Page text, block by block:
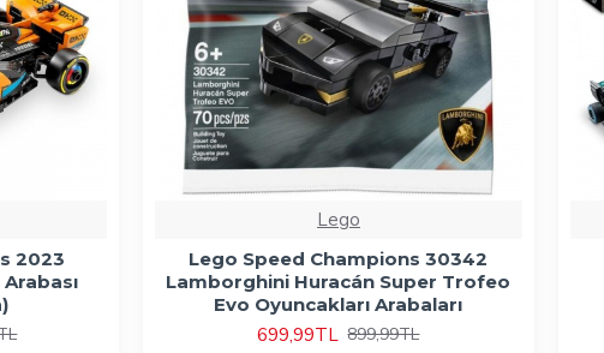
2023
Lego
Lego Speed Champions 30342
Lamborghini Huracán Super Trofeo
Evo Oyuncakları Arabaları
699,99TL 899,99TL